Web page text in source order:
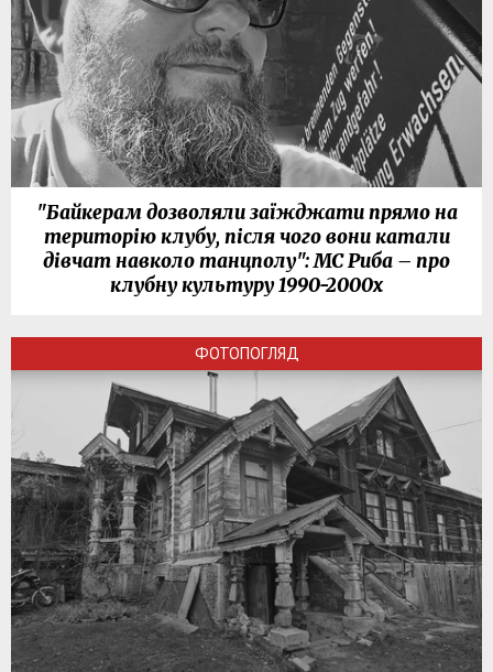
"Байкерам дозволяли заїжджати прямо на
територію клубу, після чого вони катали
дівчат навколо танцполу": МС Риба – про
клубну культуру 1990-2000х
ФОТОПОГЛЯД